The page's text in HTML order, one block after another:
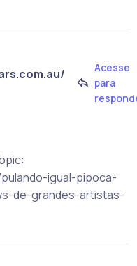
Acesse
para
igual-pipoca-
de-grandes-artistas-